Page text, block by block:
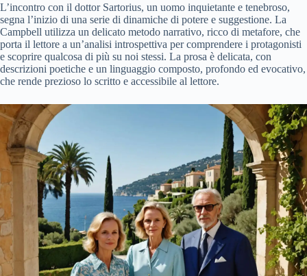
L’incontro con il dottor Sartorius, un uomo inquietante e tenebroso,
segna l’inizio di una serie di dinamiche di potere e suggestione. La
Campbell utilizza un delicato metodo narrativo, ricco di metafore, che
porta il lettore a un’analisi introspettiva per comprendere i protagonisti
e scoprire qualcosa di più su noi stessi. La prosa è delicata, con
descrizioni poetiche e un linguaggio composto, profondo ed evocativo,
che rende prezioso lo scritto e accessibile al lettore.